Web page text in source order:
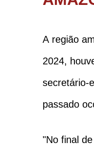
A região
2024,
secretário-
passado
"No final